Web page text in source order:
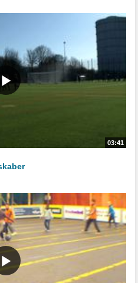
03:41